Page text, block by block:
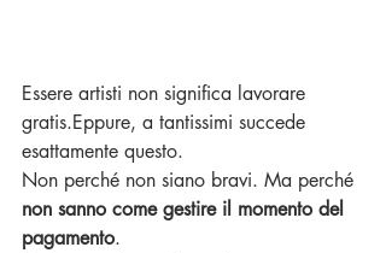
Essere artisti non significa lavorare
gratis.Eppure, a tantissimi succede
esattamente questo.
Non perché non siano bravi. Ma perché
non sanno come gestire il momento del
pagamento.